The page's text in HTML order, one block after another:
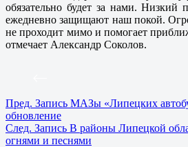
обязательно будет за нами. Низкий
ежедневно защищают наш покой.
не проходит мимо и помогает
отмечает Александр Соколов.
Пред. Запись МАЗы «Липецких
обновление
След. Запись В районы Липецкой
огнями и песнями